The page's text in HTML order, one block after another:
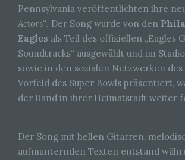
Pennsylvania veröffentlichten ihre
Actors“. Der Song wurde von den
Eagles als Teil des offiziellen „Eagles
Soundtracks“ ausgewählt und im
sowie in den sozialen Netzwerken des
Vorfeld des Super Bowls präsentiert,
der Band in ihrer Heimatstadt weiter
Der Song mit hellen Gitarren,
aufmunternden Texten entstand